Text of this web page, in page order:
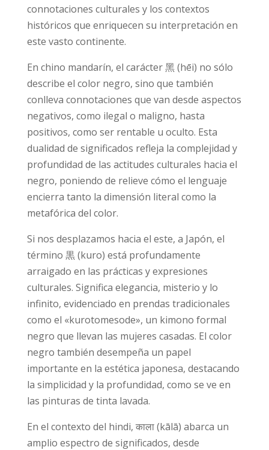
connotaciones culturales y los contextos
históricos que enriquecen su interpretación en
este vasto continente.
En chino mandarín, el carácter 黑 (hēi) no sólo
describe el color negro, sino que también
conlleva connotaciones que van desde aspectos
negativos, como ilegal o maligno, hasta
positivos, como ser rentable u oculto. Esta
dualidad de significados refleja la complejidad y
profundidad de las actitudes culturales hacia el
negro, poniendo de relieve cómo el lenguaje
encierra tanto la dimensión literal como la
metafórica del color.
Si nos desplazamos hacia el este, a Japón, el
término 黒 (kuro) está profundamente
arraigado en las prácticas y expresiones
culturales. Significa elegancia, misterio y lo
infinito, evidenciado en prendas tradicionales
como el «kurotomesode», un kimono formal
negro que llevan las mujeres casadas. El color
negro también desempeña un papel
importante en la estética japonesa, destacando
la simplicidad y la profundidad, como se ve en
las pinturas de tinta lavada.
En el contexto del hindi, काला (kālā) abarca un
amplio espectro de significados, desde